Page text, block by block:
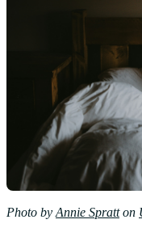
Photo by Annie Spratt on